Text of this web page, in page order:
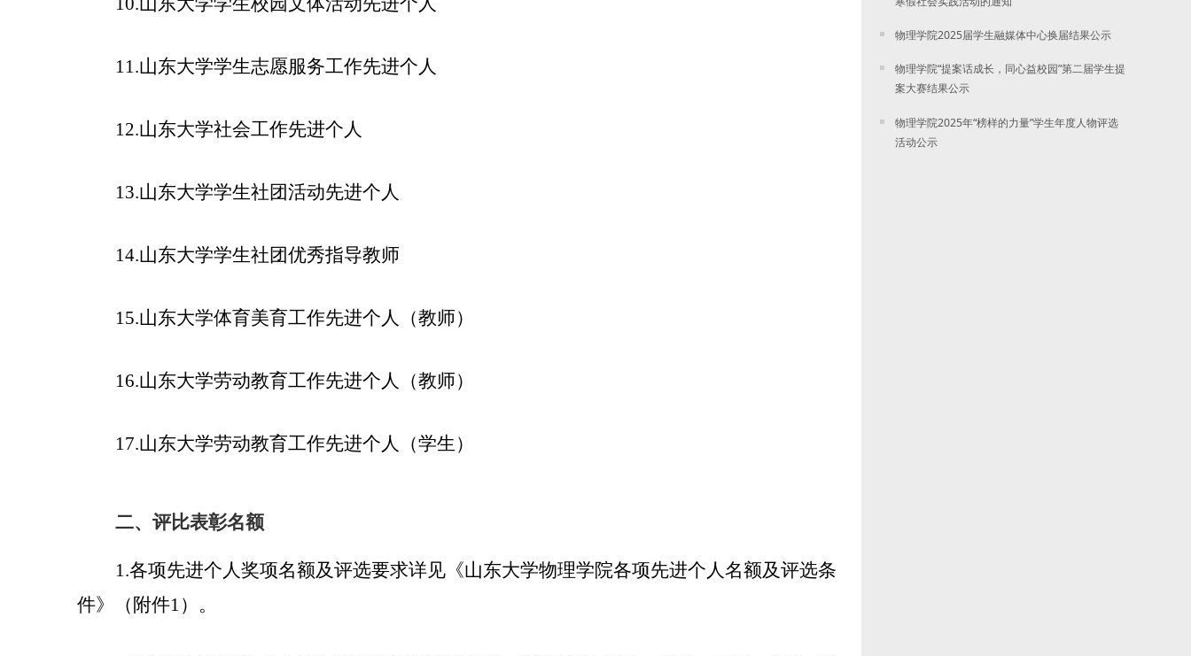
11.山东大学学生志愿服务工作先进个人
12.山东大学社会工作先进个人
13.山东大学学生社团活动先进个人
14.山东大学学生社团优秀指导教师
15.山东大学体育美育工作先进个人（教师）
16.山东大学劳动教育工作先进个人（教师）
17.山东大学劳动教育工作先进个人（学生）
二、 评比表彰名额
1.各项先进个人奖项名额及评选要求详见《山东大学物理学院各项先进个人名额及评选条
件》（附件1）。
物理学院2025届学生融媒体中心换届结果公示
物理学院“提案话成长，同心益校园”第二届学生提
案大赛结果公示
物理学院2025年“榜样的力量”学生年度人物评选
活动公示